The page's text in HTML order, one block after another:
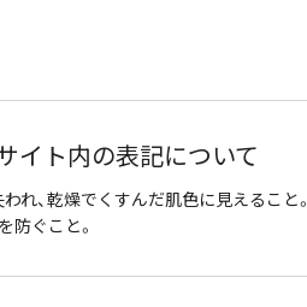
イト内の表記について
れ、乾燥でくすんだ肌色に見えること。
防ぐこと。